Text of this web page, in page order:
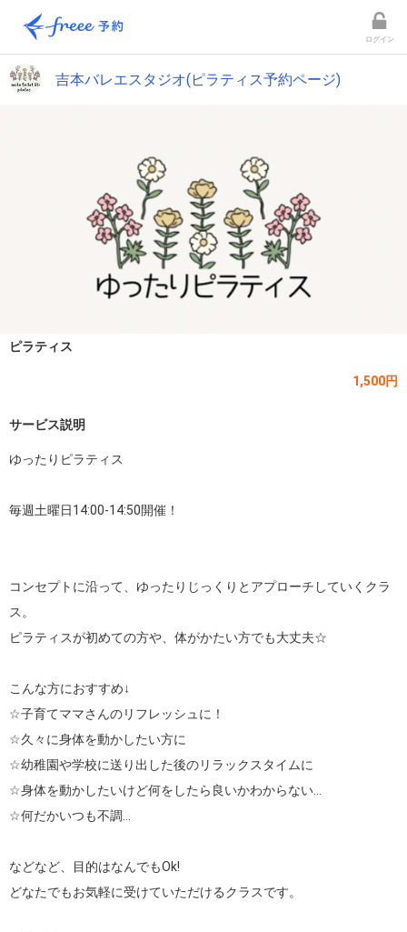
ログイン
吉本バレエスタジオ(ピラティス予約ページ)
ピラティス
1,500円
サービス説明
ゆったりピラティス
毎週土曜日14:00-14:50開催！
コンセプトに沿って、ゆったりじっくりとアプローチしていくクラ
ス。
ピラティスが初めての方や、体がかたい方でも大丈夫☆
こんな方におすすめ↓
☆子育てママさんのリフレッシュに！
☆久々に身体を動かしたい方に
☆幼稚園や学校に送り出した後のリラックスタイムに
☆身体を動かしたいけど何をしたら良いかわからない…
☆何だかいつも不調…
などなど、目的はなんでもOk!
どなたでもお気軽に受けていただけるクラスです。